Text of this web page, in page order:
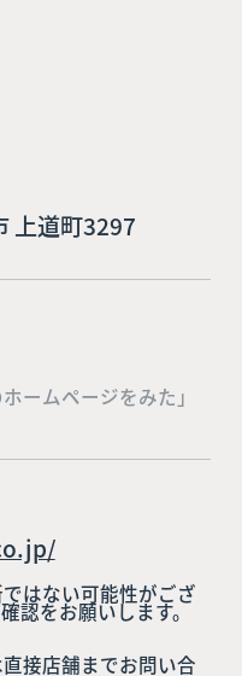
上道町3297
ームページをみた」
はない可能性がござ
認をお願いします。
接店舗までお問い合